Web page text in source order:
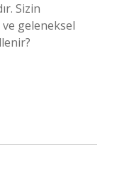
Sizin
ve geleneksel